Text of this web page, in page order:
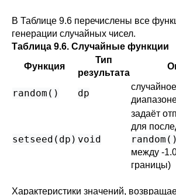
В Таблице 9.6 перечислены все
генерации случайных чисел.
Таблица 9.6. Случайные функции
Функция
Тип
результата
random() dp
setseed( dp ) void
задаёт
для
random()
между -
границы)
Характеристики значений,